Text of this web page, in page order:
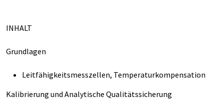
INHALT
Grundlagen
Leitfähigkeitsmesszellen, Temperaturkompensation
Kalibrierung und Analytische Qualitätssicherung